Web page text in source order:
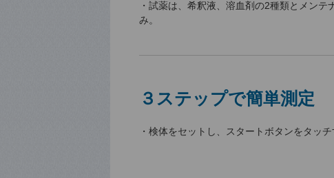
・試薬は、希釈液、溶血剤の2種類とメンテ
み。
３ステップで簡単測定
・検体をセットし、スタートボタンをタッチ